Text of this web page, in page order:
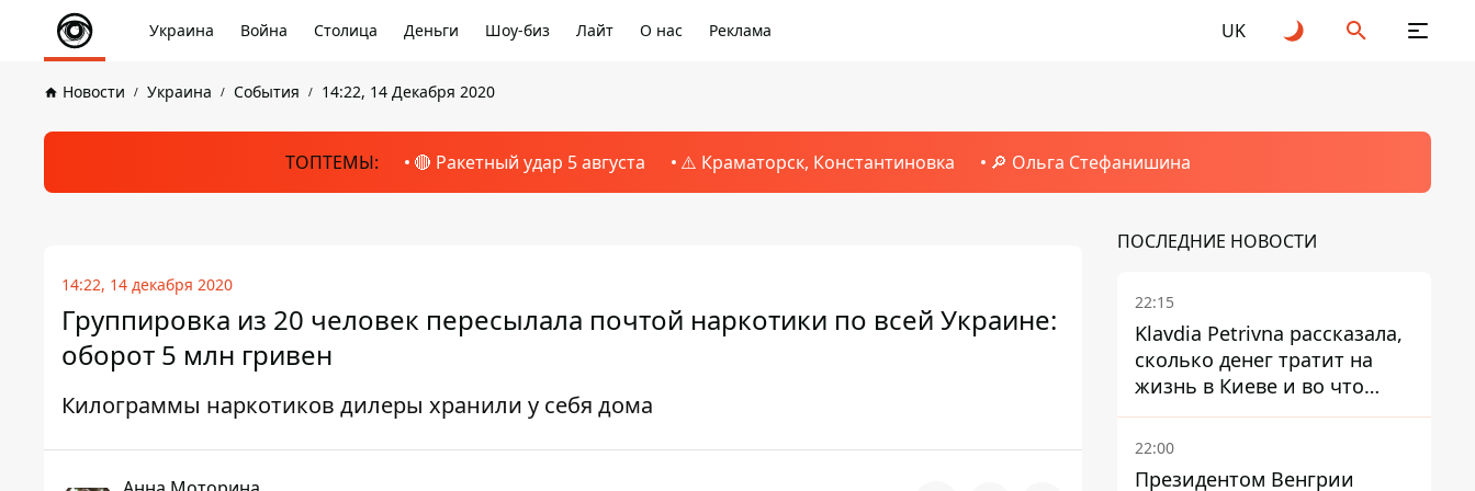
Украина Война Столица Деньги Шоу-биз Лайт О нас Реклама UK
Новости Украина События 14:22, 14 Декабря 2020
ТОПТЕМЫ: 🔴 Ракетный удар 5 августа ⚠️ Краматорск, Константиновка 🔎 Ольга Стефанишина
14:22, 14 декабря 2020
Группировка из 20 человек пересылала почтой наркотики по всей Украине:
оборот 5 млн гривен
Килограммы наркотиков дилеры хранили у себя дома
ПОСЛЕДНИЕ НОВОСТИ
22:15
Klavdia Petrivna рассказала,
сколько денег тратит на
жизнь в Киеве и во что
вкладывает миллионы
22:00
Президентом Венгрии